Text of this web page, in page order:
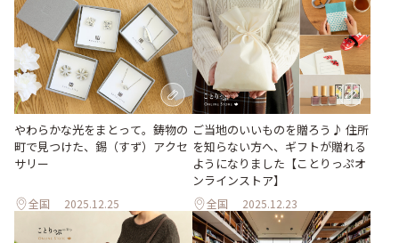
やわらかな光をまとって。鋳物の
町で見つけた、錫（すず）アクセ
サリー
全国 2025.12.25
ご当地のいいものを贈ろう♪ 住所
を知らない方へ、ギフトが贈れる
ようになりました【ことりっぷオ
ンラインストア】
全国 2025.12.23